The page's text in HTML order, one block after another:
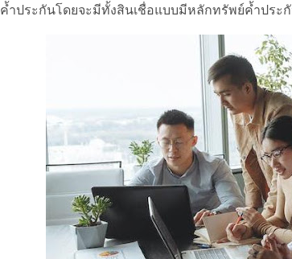
ค้ำประกันโดยจะมีทั้งสินเชื่อแบบมีหลักทรัพย์ค้ำประ